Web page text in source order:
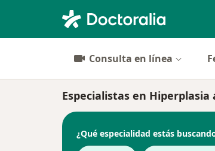
Consulta en línea
Especialistas en
¿Qué especialidad estás